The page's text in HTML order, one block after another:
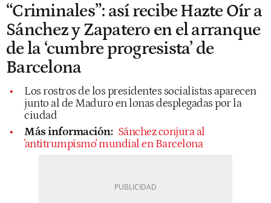
“Criminales”: así recibe Hazte Oír a
Sánchez y Zapatero en el arranque
de la ‘cumbre progresista’ de
Barcelona
Los rostros de los presidentes socialistas aparecen
junto al de Maduro en lonas desplegadas por la
ciudad
Más información: Sánchez conjura al
'antitrumpismo' mundial en Barcelona